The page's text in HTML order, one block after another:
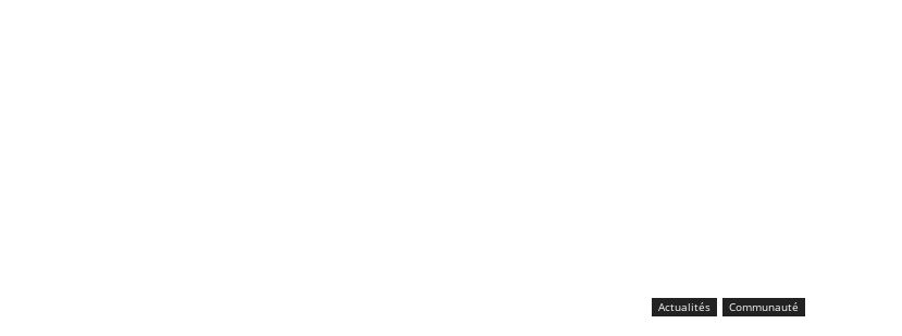
Actualités Communauté